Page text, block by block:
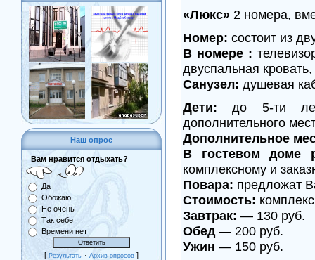
Наш опрос
Вам нравится отдыхать?
Да
Обожаю
Не очень
Так себе
Времени нет
[ Результаты · Архив опросов ]
«Люкс» 2 номера,
Номер: состоит из
В номере :
двуспальная
Санузел: душевая
Дети: до 5-ти лет
дополнительного
Дополнительное
В гостевом доме
комплексному и
Повара: предложат
Стоимость:
Завтрак: — 130 руб.
Обед — 200 руб.
Ужин — 150 руб.